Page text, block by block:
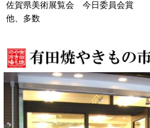
佐賀県美術展覧会 今日委員会賞
他、多数